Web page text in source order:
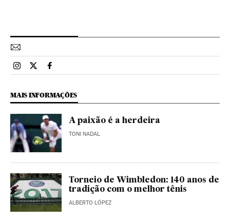
Esportes El País Brasil en Instagram
Esportes El País Brasil en Twitter
Esportes El País Brasil en Facebook
MAIS INFORMAÇÕES
A paixão é a herdeira
TONI NADAL
Torneio de Wimbledon: 140 anos de
tradição com o melhor tênis
ALBERTO LÓPEZ